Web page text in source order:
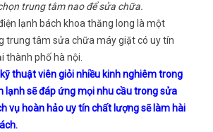
trung tâm nao để sửa chữa.
lạnh bách khoa thăng long là một
trung tâm sửa chữa máy giặt có uy tín
thành phố hà nội.
thuật viên giỏi nhiều kinh nghiêm trong
lạnh sẽ đáp ứng mọi nhu cầu trong sửa
vụ hoàn hảo uy tín chất lượng sẽ làm hài